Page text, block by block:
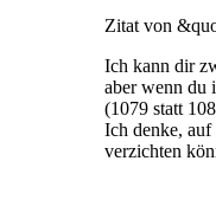
Zitat von
Ich kann dir
aber wenn du
(1079 statt
Ich denke,
verzichten